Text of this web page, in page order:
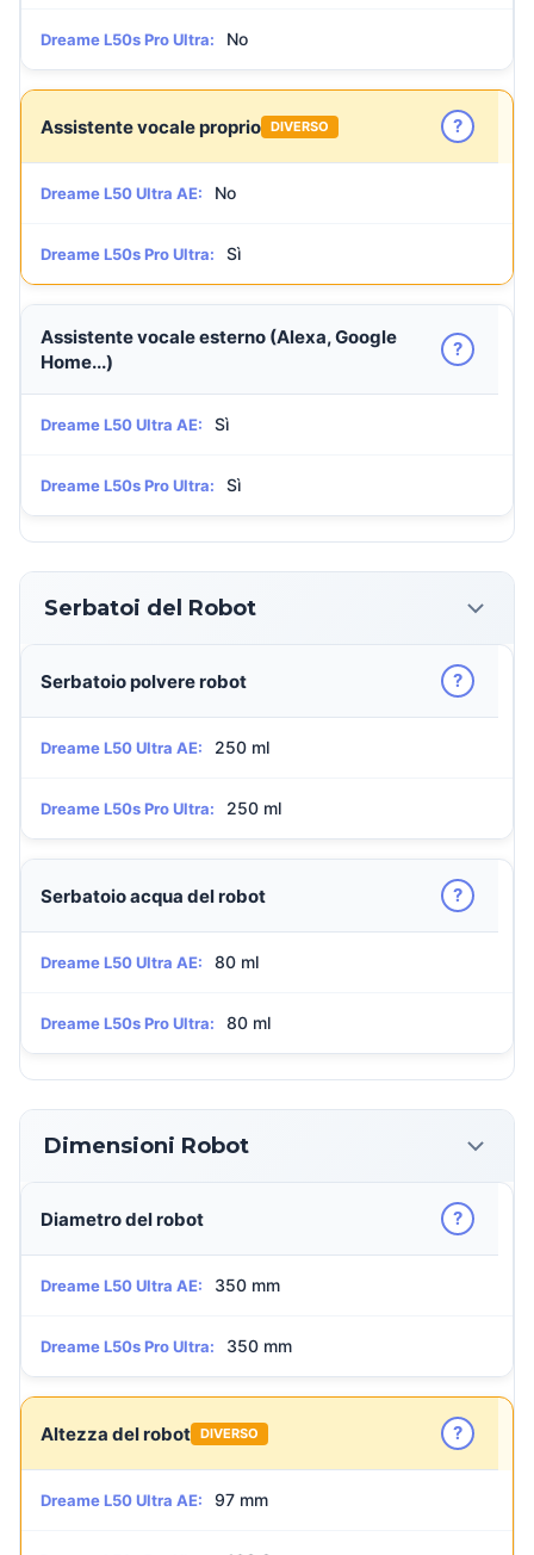
Dreame L50s Pro Ultra: No
Assistente vocale proprio DIVERSO ?
Dreame L50 Ultra AE: No
Dreame L50s Pro Ultra: Sì
Assistente vocale esterno (Alexa, Google
Home...)
?
Dreame L50 Ultra AE: Sì
Dreame L50s Pro Ultra: Sì
Serbatoi del Robot
Serbatoio polvere robot ?
Dreame L50 Ultra AE: 250 ml
Dreame L50s Pro Ultra: 250 ml
Serbatoio acqua del robot ?
Dreame L50 Ultra AE: 80 ml
Dreame L50s Pro Ultra: 80 ml
Dimensioni Robot
Diametro del robot ?
Dreame L50 Ultra AE: 350 mm
Dreame L50s Pro Ultra: 350 mm
Altezza del robot DIVERSO ?
Dreame L50 Ultra AE: 97 mm